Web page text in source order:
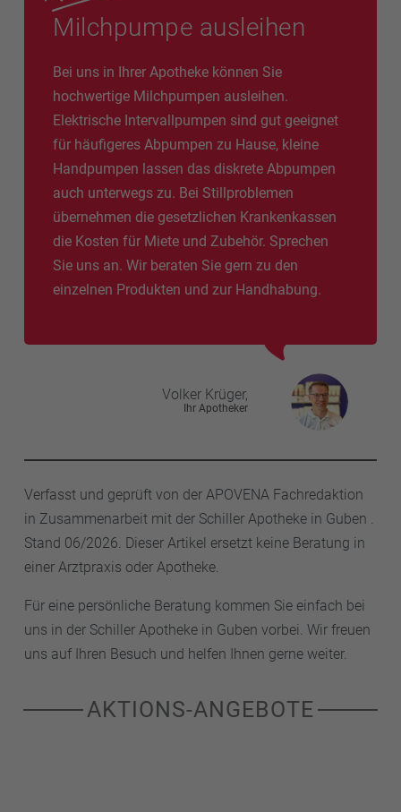
Milchpumpe ausleihen
Bei uns in Ihrer Apotheke können Sie
hochwertige Milchpumpen ausleihen.
Elektrische Intervallpumpen sind gut geeignet
für häufigeres Abpumpen zu Hause, kleine
Handpumpen lassen das diskrete Abpumpen
auch unterwegs zu. Bei Stillproblemen
übernehmen die gesetzlichen Krankenkassen
die Kosten für Miete und Zubehör. Sprechen
Sie uns an. Wir beraten Sie gern zu den
einzelnen Produkten und zur Handhabung.
Volker Krüger,
Ihr Apotheker
Verfasst und geprüft von der APOVENA Fachredaktion
in Zusammenarbeit mit der Schiller Apotheke in Guben .
Stand 06/2026. Dieser Artikel ersetzt keine Beratung in
einer Arztpraxis oder Apotheke.
Für eine persönliche Beratung kommen Sie einfach bei
uns in der Schiller Apotheke in Guben vorbei. Wir freuen
uns auf Ihren Besuch und helfen Ihnen gerne weiter.
AKTIONS-ANGEBOTE